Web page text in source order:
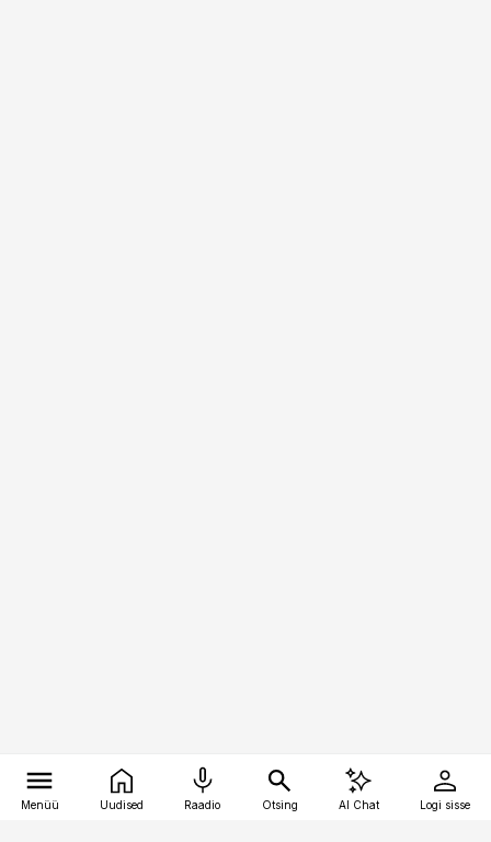
Menüü Uudised Raadio Otsing AI Chat Logi sisse